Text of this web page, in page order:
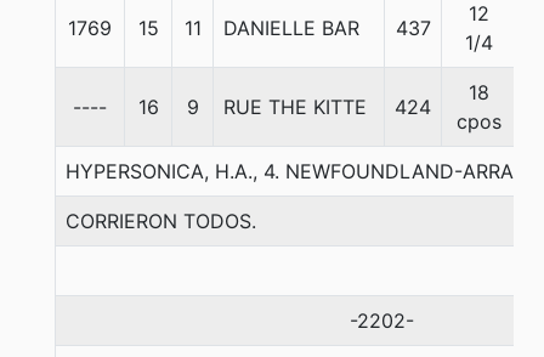
1769 15 11 DANIELLE BAR 437
12
1/4
---- 16 9 RUE THE KITTE 424
18
cpos
HYPERSONICA, H.A., 4. NEWFOUNDLAND-
CORRIERON TODOS.
-2202-